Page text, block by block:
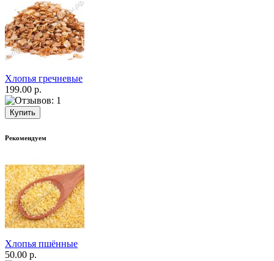
Хлопья гречневые
199.00 р.
Рекомендуем
Хлопья пшённые
50.00 р.